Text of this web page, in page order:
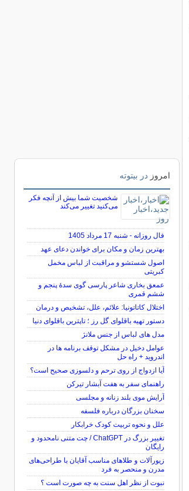
امروز در بیتوته
شخصیت شما بیش از آنچه فکر
می‌کنید تغییر می‌کند
فال روزانه - شنبه 17 مرداد 1405
بهترین زمان و مکان برای خواندن دعای عهد
اصول شستشو و مراقبت از لباس مخمل
کبریتی
عمعق بخاری شاعر پارسی گوی سدهٔ پنجم و
ششم قمری
اختلال کاتاتونیا: علائم، علل، تشخیص و درمان
دستور تهیه باقلوای گل رز ؛ تاپترین باقلوای دنیا
مدل های لباس از جنس ملانژ
عوامل دخیل در مشکل توقف برنامه ها در
اندروید + راه حل
آیا ازدواج از روی ترحم و دلسوزی صحیح است؟
راهنمای سفر به هفت آبشار تیرکن
آرایش موی بلند زنانه و مجلسی
سخنان بزرگان درباره فلسفه
علل و نحوه تربیت کودک خرابکار
تغییر بزرگ در ChatGPT / چت متنی نامحدود و
رایگان
زیورآلات و طلاهای مناسب آقایان با طراحی‌های
مدرن و منحصر به فرد
نبوت از نظر اهل سنت به چه صورت است ؟